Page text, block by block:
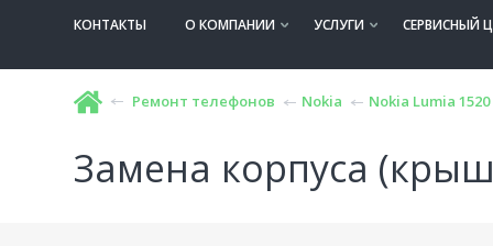
КОНТАКТЫ О КОМПАНИИ УСЛУГИ СЕРВИСНЫЙ
Ремонт телефонов Nokia Nokia Lumia 1520
Замена корпуса